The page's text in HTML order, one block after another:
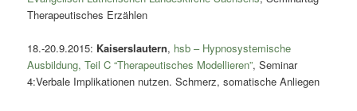
Therapeutisches Erzählen
18.-20.9.2015: Kaiserslautern, hsb – Hypnosystemische
Ausbildung, Teil C “Therapeutisches Modellieren”, Seminar
4:Verbale Implikationen nutzen. Schmerz, somatische Anliegen